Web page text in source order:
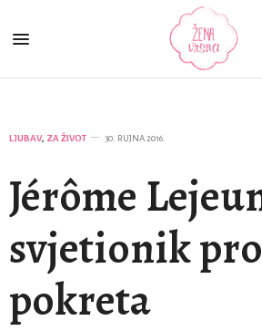
LJUBAV, ZA ŽIVOT 30. RUJNA 2016.
Jérôme
svjetionik
pokreta